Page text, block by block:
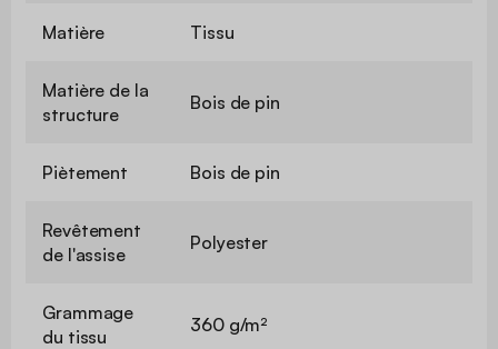
Matière Tissu
Matière de la
structure
Bois de pin
Piètement Bois de pin
Revêtement
de l'assise
Polyester
Grammage
du tissu
360 g/m²